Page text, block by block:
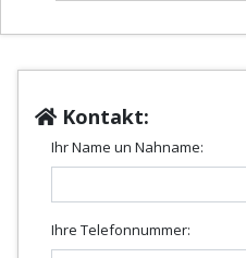
Kontakt:
Ihr Name un Nahname:
Ihre Telefonnummer: